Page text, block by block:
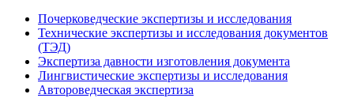
Почерковедческие экспертизы и исследования
Технические экспертизы и исследования документов
(ТЭД)
Экспертиза давности изготовления документа
Лингвистические экспертизы и исследования
Автороведческая экспертиза